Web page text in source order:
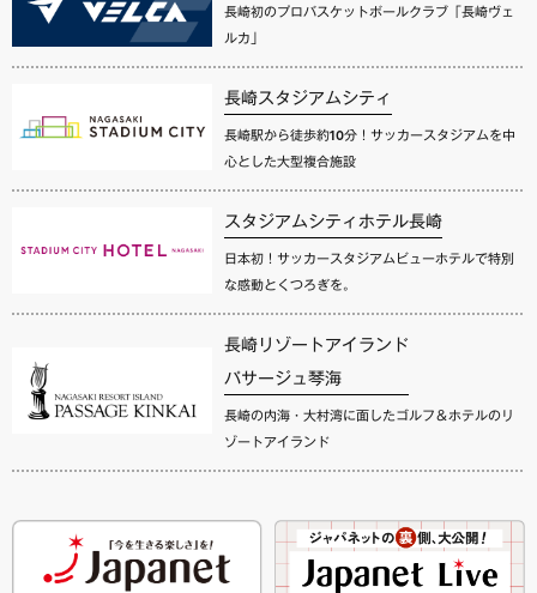
長崎初のプロバスケットボールクラブ「長崎ヴェ
ルカ」
長崎スタジアムシティ
長崎駅から徒歩約10分！サッカースタジアムを中
心とした大型複合施設
スタジアムシティホテル長崎
日本初！サッカースタジアムビューホテルで特別
な感動とくつろぎを。
長崎リゾートアイランド
パサージュ琴海
長崎の内海・大村湾に面したゴルフ＆ホテルのリ
ゾートアイランド